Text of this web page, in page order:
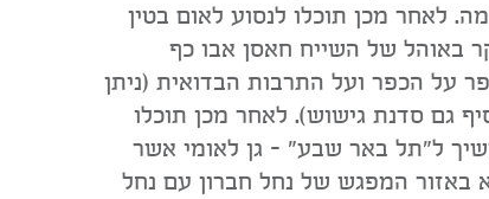
לאחר מכן תוכלו לנסוע לאום בטין
באוהל של השייח חאסן אבו כף
על הכפר ועל התרבות הבדואית (ניתן
גם סדנת גישוש). לאחר מכן תוכלו
ל"תל באר שבע" - גן לאומי אשר
באזור המפגש של נחל חברון עם נחל